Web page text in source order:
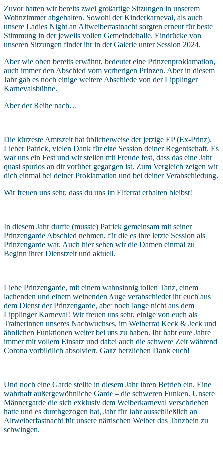
Zuvor hatten wir bereits zwei großartige Sitzungen in unserem
Wohnzimmer abgehalten. Sowohl der Kinderkarneval, als auch
unsere Ladies Night an Altweiberfastnacht sorgten erneut für beste
Stimmung in der jeweils vollen Gemeindehalle. Eindrücke von
unseren Sitzungen findet ihr in der Galerie unter Session 2024.
Aber wie oben bereits erwähnt, bedeutet eine Prinzenproklamation,
auch immer den Abschied vom vorherigen Prinzen. Aber in diesem
Jahr gab es noch einige weitere Abschiede von der Lipplinger
Karnevalsbühne.
Aber der Reihe nach…
Die kürzeste Amtszeit hat üblicherweise der jetzige EP (Ex-Prinz).
Lieber Patrick, vielen Dank für eine Session deiner Regentschaft. Es
war uns ein Fest und wir stellen mit Freude fest, dass das eine Jahr
quasi spurlos an dir vorüber gegangen ist. Zum Vergleich zeigen wir
dich einmal bei deiner Proklamation und bei deiner Verabschiedung.
Wir freuen uns sehr, dass du uns im Elferrat erhalten bleibst!
In diesem Jahr durfte (musste) Patrick gemeinsam mit seiner
Prinzengarde Abschied nehmen, für die es ihre letzte Session als
Prinzengarde war. Auch hier sehen wir die Damen einmal zu
Beginn ihrer Dienstzeit und aktuell.
Liebe Prinzengarde, mit einem wahnsinnig tollen Tanz, einem
lachenden und einem weinenden Auge verabschiedet ihr euch aus
dem Dienst der Prinzengarde, aber noch lange nicht aus dem
Lipplinger Karneval! Wir freuen uns sehr, einige von euch als
Trainerinnen unseres Nachwuchses, im Weiberrat Keck & Jeck und
ähnlichen Funktionen weiter bei uns zu haben. Ihr habt eure Jahre
immer mit vollem Einsatz und dabei auch die schwere Zeit während
Corona vorbildlich absolviert. Ganz herzlichen Dank euch!
Und noch eine Garde stellte in diesem Jahr ihren Betrieb ein. Eine
wahrhaft außergewöhnliche Garde – die schweren Funken. Unsere
Männergarde die sich exklusiv dem Weiberkarneval verschrieben
hatte und es durchgezogen hat, Jahr für Jahr ausschließlich an
Altweiberfastnacht für unsere närrischen Weiber das Tanzbein zu
schwingen.